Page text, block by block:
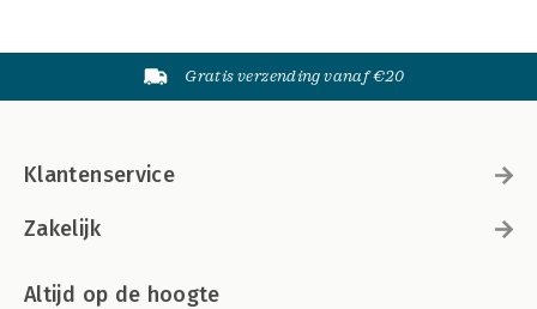
Gratis verzending vanaf €20
Klantenservice
Zakelijk
Altijd op de hoogte